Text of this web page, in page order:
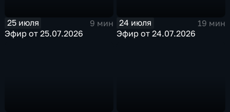
25 июля
9 мин
Эфир от 25.07.2026
24 июля
19 мин
Эфир от 24.07.2026